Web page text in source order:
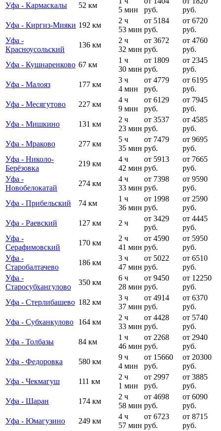
Уфа - Кармаскалы 52 км
5 мин
руб.
руб.
Уфа - Киргиз-Мияки 192 км
2 ч
53 мин
от 5184
руб.
от 6720
руб.
Уфа -
Красноусольский
136 км
2 ч
32 мин
от 3672
руб.
от 4760
руб.
Уфа - Кушнаренково 67 км
1 ч
30 мин
от 1809
руб.
от 2345
руб.
Уфа - Малояз
177 км
3 ч
4 мин
от 4779
руб.
от 6195
руб.
Уфа - Месягутово
227 км
4 ч
9 мин
от 6129
руб.
от 7945
руб.
Уфа - Мишкино
131 км
2 ч
23 мин
от 3537
руб.
от 4585
руб.
Уфа - Мраково
277 км
5 ч
35 мин
от 7479
руб.
от 9695
руб.
Уфа - Николо-
Берёзовка
219 км
4 ч
42 мин
от 5913
руб.
от 7665
руб.
Уфа -
Новобелокатай
274 км
4 ч
33 мин
от 7398
руб.
от 9590
руб.
Уфа - Прибельский
74 км
1 ч
36 мин
от 1998
руб.
от 2590
руб.
Уфа - Раевский
127 км 2 ч
от 3429
руб.
от 4445
руб.
Уфа -
Серафимовский
170 км
2 ч
41 мин
от 4590
руб.
от 5950
руб.
Уфа -
Старобалтачево
186 км
3 ч
47 мин
от 5022
руб.
от 6510
руб.
Уфа -
Старосубхангулово
350 км
6 ч
28 мин
от 9450
руб.
от 12250
руб.
Уфа - Стерлибашево 182 км
3 ч
37 мин
от 4914
руб.
от 6370
руб.
Уфа - Субханкулово
164 км
2 ч
33 мин
от 4428
руб.
от 5740
руб.
Уфа - Толбазы
84 км
1 ч
46 мин
от 2268
руб.
от 2940
руб.
Уфа - Федоровка
580 км
9 ч
4 мин
от 15660
руб.
от 20300
руб.
Уфа - Чекмагуш
111 км
2 ч
1 мин
от 2997
руб.
от 3885
руб.
Уфа - Шаран
174 км
2 ч
58 мин
от 4698
руб.
от 6090
руб.
Уфа - Юмагузино
249 км
4 ч
57 мин
от 6723
руб.
от 8715
руб.